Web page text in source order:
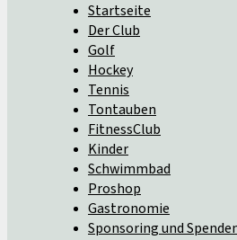
Startseite
Der Club
Golf
Hockey
Tennis
Tontauben
FitnessClub
Kinder
Schwimmbad
Proshop
Gastronomie
Sponsoring und